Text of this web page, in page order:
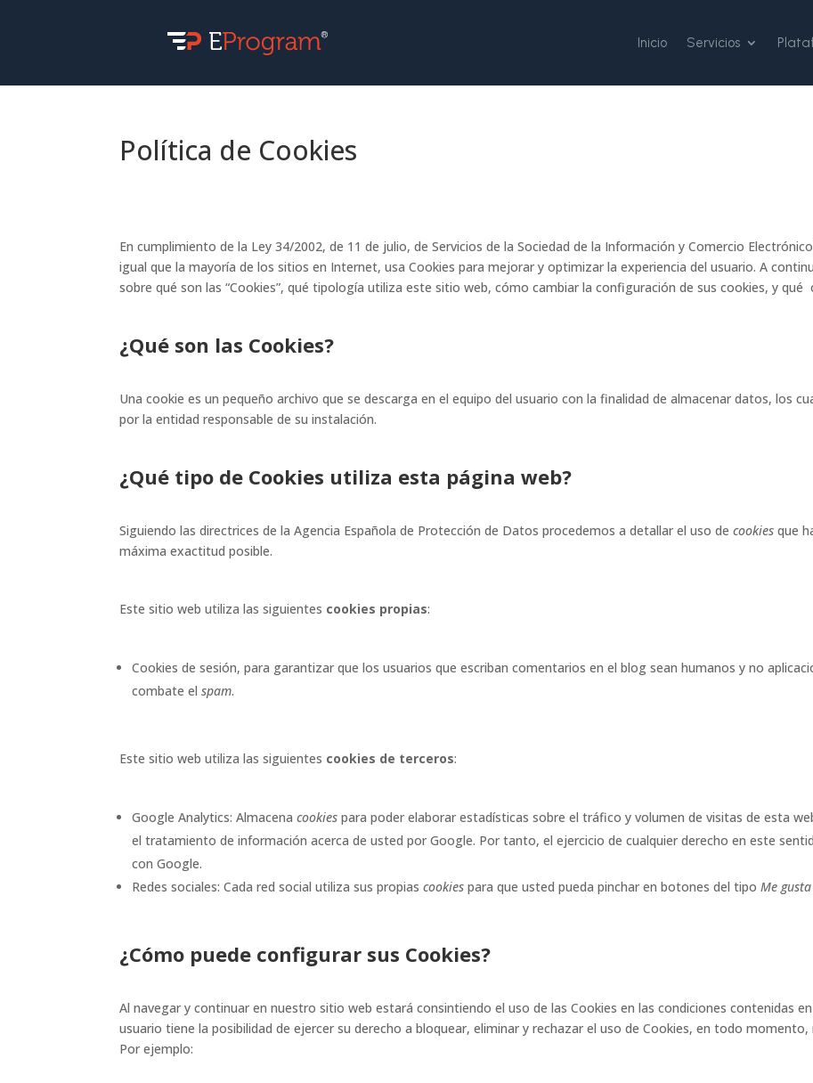
Inicio Servicios
Política de Cookies
En cumplimiento de la Ley 34/2002, de 11 de julio, de Servicios de la Sociedad de la Información y Comercio
igual que la mayoría de los sitios en Internet, usa Cookies para mejorar y optimizar la experiencia del usuario. A
sobre qué son las “Cookies”, qué tipología utiliza este sitio web, cómo cambiar la configuración de sus cookies, y qué
¿Qué son las Cookies?
Una cookie es un pequeño archivo que se descarga en el equipo del usuario con la finalidad de almacenar datos, los
por la entidad responsable de su instalación.
¿Qué tipo de Cookies utiliza esta página web?
Siguiendo las directrices de la Agencia Española de Protección de Datos procedemos a detallar el uso decookies que
máxima exactitud posible.
Este sitio web utiliza las siguientes cookies propias:
Cookies de sesión, para garantizar que los usuarios que escriban comentarios en el blog sean humanos y no
combate elspam.
Este sitio web utiliza las siguientes cookies de terceros:
Google Analytics: Almacenacookies para poder elaborar estadísticas sobre el tráfico y volumen de visitas de esta
el tratamiento de información acerca de usted por Google. Por tanto, el ejercicio de cualquier derecho en este
con Google.
Redes sociales: Cada red social utiliza sus propiascookies para que usted pueda pinchar en botones del tipoMe gusta
¿Cómo puede configurar sus Cookies?
Al navegar y continuar en nuestro sitio web estará consintiendo el uso de las Cookies en las condiciones contenidas
usuario tiene la posibilidad de ejercer su derecho a bloquear, eliminar y rechazar el uso de Cookies, en todo
Por ejemplo: